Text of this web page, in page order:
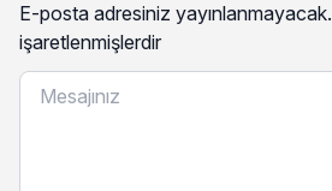
E-posta adresiniz yayınlanmayacak.
işaretlenmişlerdir